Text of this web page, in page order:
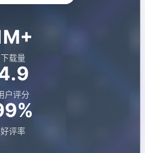
下载量
户评分
好评率